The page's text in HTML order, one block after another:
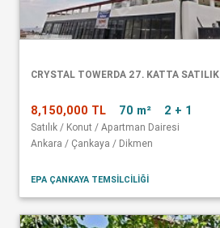
CRYSTAL TOWERDA 27. KATTA
8,150,000 TL 70 m² 2 + 1
Satılık / Konut / Apartman Dairesi
Ankara / Çankaya / Dikmen
EPA ÇANKAYA TEMSİLCİLİĞİ